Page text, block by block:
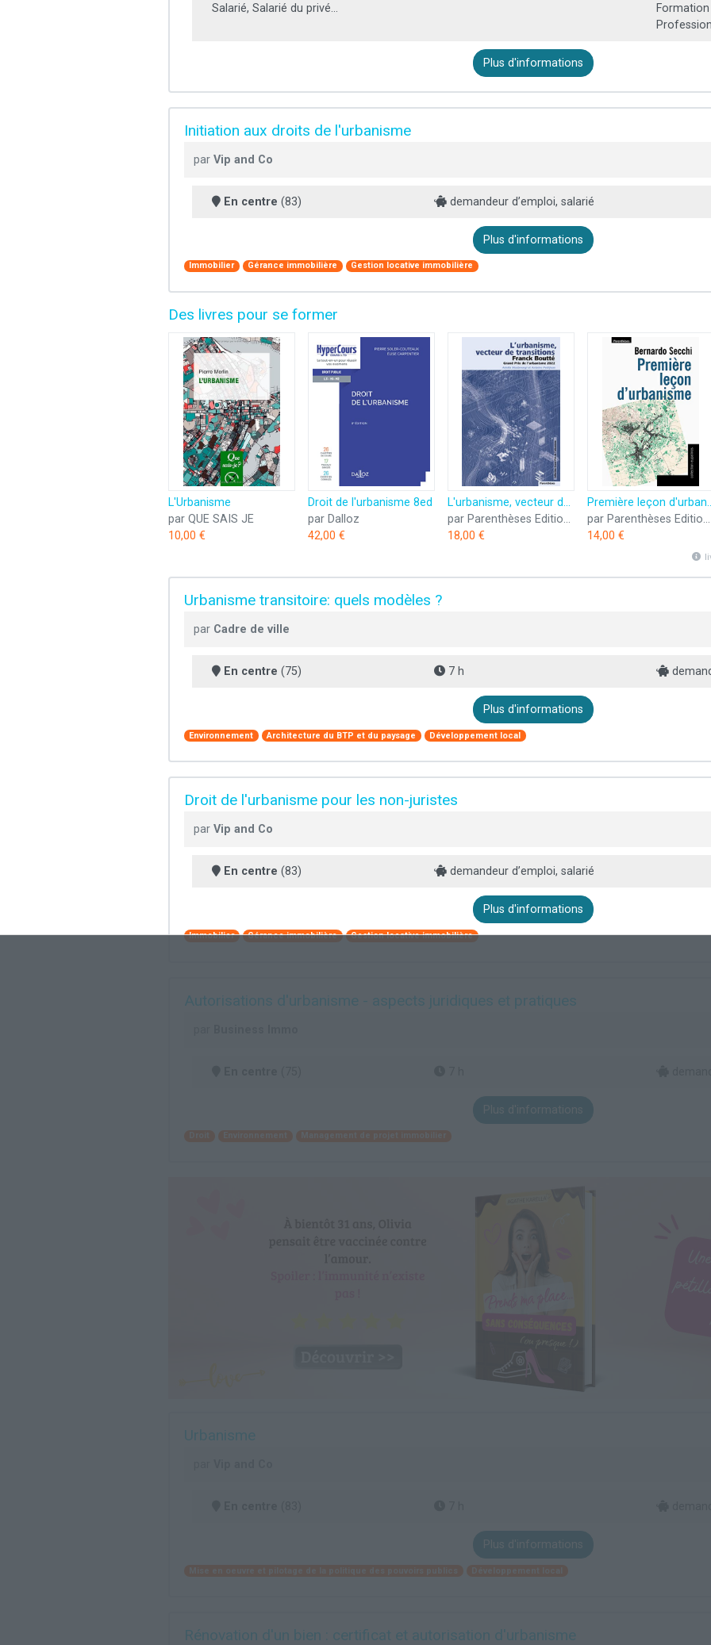
Salarié, Salarié du privé...
Plus d'informations
Initiation aux droits de l'urbanisme
par Vip and Co
En centre (83) demandeur d’emploi, salarié
Plus d'informations
Immobilier Gérance immobilière Gestion locative immobilière
Des livres pour se former
L'Urbanisme
par QUE SAIS JE
10,00 €
Droit de l'urbanisme 8ed
par Dalloz
42,00 €
L'urbanisme, vecteur de transitions: Franck Boutté, Grand Prix de l'urbanisme 2022
par Parenthèses Editions
18,00 €
Première
par Parenthèses Editions
14,00 €
Urbanisme transitoire: quels modèles ?
par Cadre de ville
En centre (75) 7 h
Plus d'informations
Environnement Architecture du BTP et du paysage Développement local
Droit de l'urbanisme pour les non-juristes
par Vip and Co
En centre (83) demandeur d’emploi, salarié
Plus d'informations
Immobilier Gérance immobilière Gestion locative immobilière
Autorisations d'urbanisme - aspects juridiques et pratiques
Plus d'informations
Urbanisme
Plus d'informations
Rénovation d'un bien : certificat et autorisation d'urbanisme